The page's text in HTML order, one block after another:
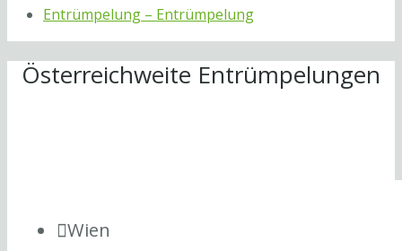
Entrümpelung – Entrümpelung
Österreichweite Entrümpelungen
Wien